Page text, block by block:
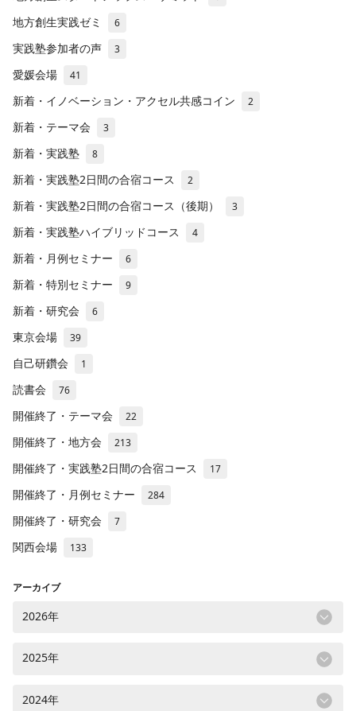
地方創生実践ゼミ 6
実践塾参加者の声 3
愛媛会場 41
新着・イノベーション・アクセル共感コイン 2
新着・テーマ会 3
新着・実践塾 8
新着・実践塾2日間の合宿コース 2
新着・実践塾2日間の合宿コース（後期） 3
新着・実践塾ハイブリッドコース 4
新着・月例セミナー 6
新着・特別セミナー 9
新着・研究会 6
東京会場 39
自己研鑽会 1
読書会 76
開催終了・テーマ会 22
開催終了・地方会 213
開催終了・実践塾2日間の合宿コース 17
開催終了・月例セミナー 284
開催終了・研究会 7
関西会場 133
アーカイブ
2026年
2025年
2024年